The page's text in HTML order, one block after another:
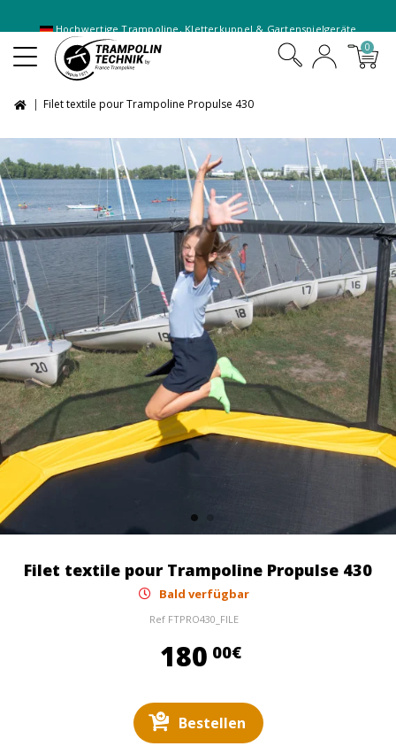
0
Filet textile pour Trampoline Propulse 430
Filet textile pour Trampoline Propulse 430
Bald verfügbar
Ref FTPRO430_FILE
180 00€180,00 €
Bestellen